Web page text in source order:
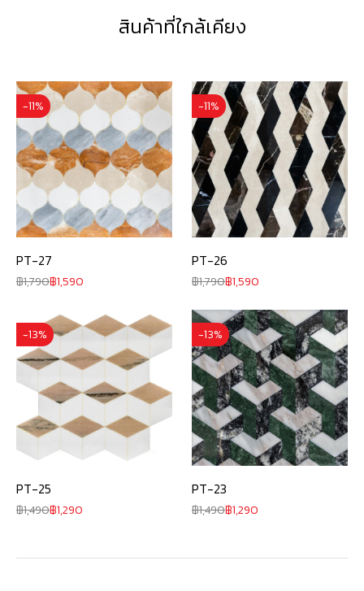
สินค้าที่ใกล้เคียง
-11%
PT-27
1,790 1,590
-11%
PT-26
1,790 1,590
-13%
PT-25
1,490 1,290
-13%
PT-23
1,490 1,290